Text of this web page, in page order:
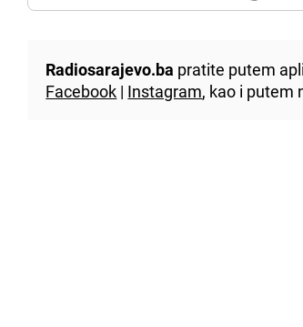
Radiosarajevo.ba pratite putem
Facebook | Instagram, kao i putem